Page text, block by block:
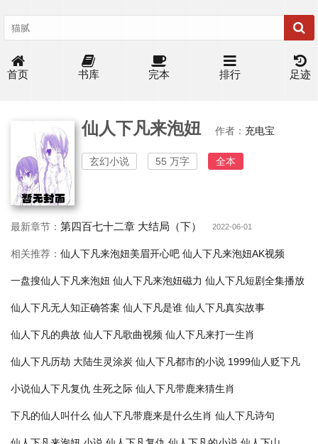
首页 书库 完本 排行 足迹
仙人下凡来泡妞 作者： 充电宝
玄幻小说 55 万字 全本
最新章节： 第四百七十二章 大结局（下） 2022-06-01
相关推荐： 仙人下凡来泡妞美眉开心吧 仙人下凡来泡妞AK视频
一盘搜仙人下凡来泡妞 仙人下凡来泡妞磁力 仙人下凡短剧全集播放
仙人下凡无人知正确答案 仙人下凡是谁 仙人下凡真实故事
仙人下凡的典故 仙人下凡歌曲视频 仙人下凡来打一生肖
仙人下凡历劫 大陆生灵涂炭 仙人下凡都市的小说 1999仙人贬下凡
小说仙人下凡复仇 生死之际 仙人下凡带鹿来猜生肖
下凡的仙人叫什么 仙人下凡带鹿来是什么生肖 仙人下凡诗句